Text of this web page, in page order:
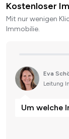
Kostenloser
Mit nur wenigen
Immobilie.